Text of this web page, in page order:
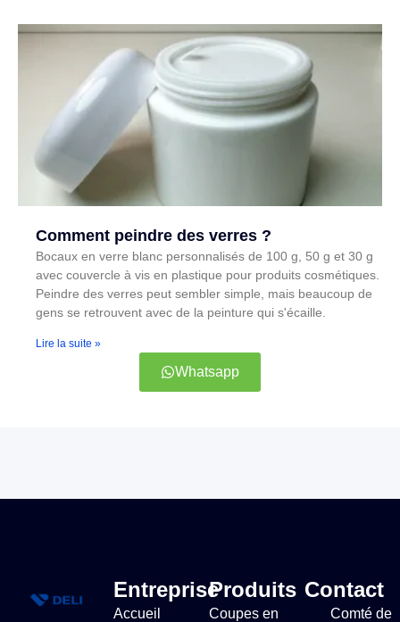
Comment peindre des verres ?
Bocaux en verre blanc personnalisés de 100 g, 50 g et 30 g
avec couvercle à vis en plastique pour produits cosmétiques.
Peindre des verres peut sembler simple, mais beaucoup de
gens se retrouvent avec de la peinture qui s'écaille.
Lire la suite »
Whatsapp
Entreprise
Accueil
Produits
Coupes en
Contact
Comté de